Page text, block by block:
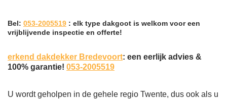
Bel: 053-2005519 : elk type dakgoot is welkom voor een
vrijblijvende inspectie en offerte!
erkend dakdekker Bredevoort: een eerlijk advies &
100% garantie! 053-2005519
U wordt geholpen in de gehele regio Twente, dus ook als u